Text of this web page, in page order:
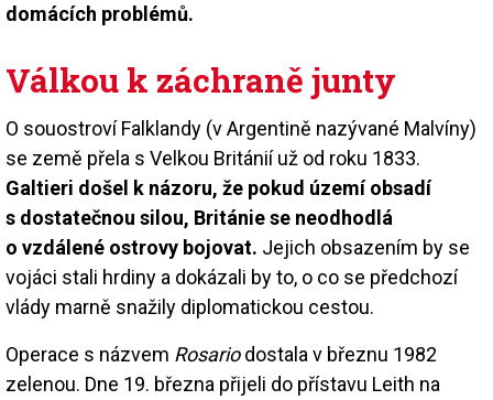
domácích problémů.
Válkou k záchraně junty
O souostroví Falklandy (v Argentině nazývané Malvíny)
se země přela s Velkou Británií už od roku 1833.
Galtieri došel k názoru, že pokud území obsadí
s dostatečnou silou, Británie se neodhodlá
o vzdálené ostrovy bojovat. Jejich obsazením by se
vojáci stali hrdiny a dokázali by to, o co se předchozí
vlády marně snažily diplomatickou cestou.
Operace s názvem Rosariodostala v březnu 1982
zelenou. Dne 19. března přijeli do přístavu Leith na